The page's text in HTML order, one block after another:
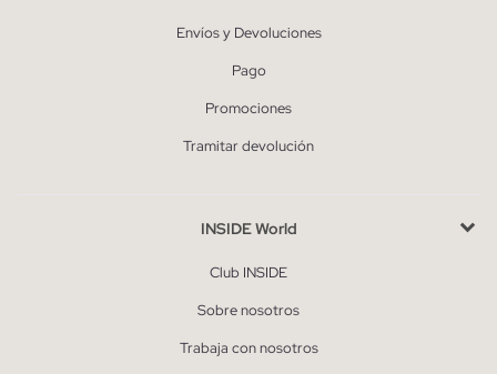
Envíos y Devoluciones
Pago
Promociones
Tramitar devolución
INSIDE World
Club INSIDE
Sobre nosotros
Trabaja con nosotros